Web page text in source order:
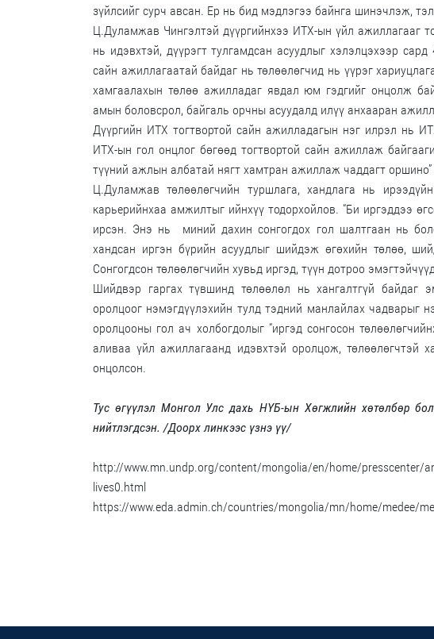
зүйлсийг сурч авсан. Ер нь бид мэдлэгээ байнга шинэчлэж,
Ц.Дуламжав Чингэлтэй дүүргийнхээ ИТХ-ын үйл ажиллагааг
нь идэвхтэй, дүүрэгт тулгамдсан асуудлыг хэлэлцэхээр
сайн ажиллагаатай байдаг нь төлөөлөгчид нь үүрэг
хамгаалахын төлөө ажилладаг явдал юм гэдгийг онцолж
амын боловсрол, байгаль орчны асуудалд илүү анхааран
Дүүргийн ИТХ тогтвортой сайн ажилладагын нэг илрэл нь
ИТХ-ын гол онцлог бөгөөд тогтвортой сайн ажиллаж
түүний ажлын албатай нягт хамтран ажиллаж чаддагт
Ц.Дуламжав төлөөлөгчийн туршлага, хандлага нь
карьерийнхаа амжилтыг ийнхүү тодорхойлов. “Би иргэддээ
ирсэн. Энэ нь миний дахин сонгогдох гол шалтгаан нь
хандсан иргэн бүрийн асуудлыг шийдэж өгөхийн төлөө,
Сонгогдсон төлөөлөгчийн хувьд иргэд, түүн дотроо
Шийдвэр гаргах түвшинд төлөөлөл нь хангалтгүй байдаг
оролцоог нэмэгдүүлэхийн тулд тэдний манлайлах чадварыг
оролцооны гол ач холбогдолыг “иргэд сонгосон
аливаа үйл ажиллагаанд идэвхтэй оролцож, төлөөлөгчтэй
онцолсон.
Тус өгүүлэл Монгол Улс дахь НҮБ-ын Хөгжлийн хөтөлбөр
нийтлэгдсэн. /Доорх линкээс үзнэ үү/
http://www.mn.undp.org/content/mongolia/en/home/presscenter/
lives0.html
https://www.eda.admin.ch/countries/mongolia/mn/home/medee/